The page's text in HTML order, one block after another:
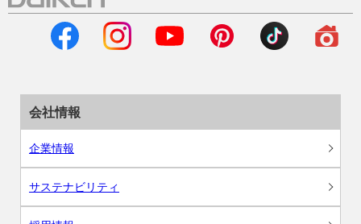
会社情報
企業情報
サステナビリティ